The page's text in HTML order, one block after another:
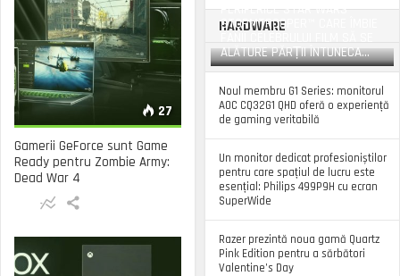
27
Gamerii GeForce sunt Game
Ready pentru Zombie Army:
Dead War 4
HARDWARE
PERIFERICE STAR WARS
STORMTROOPER™ CARE ÎMBIE
FANII CELEBRULUI FILM SĂ SE
ALĂTURE PĂRȚII ÎNTUNECA...
Noul membru G1 Series: monitorul
AOC CQ32G1 QHD oferă o experiență
de gaming veritabilă
Un monitor dedicat profesioniștilor
pentru care spațiul de lucru este
esențial: Philips 499P9H cu ecran
SuperWide
Razer prezintă noua gamă Quartz
Pink Edition pentru a sărbători
Valentine’s Day